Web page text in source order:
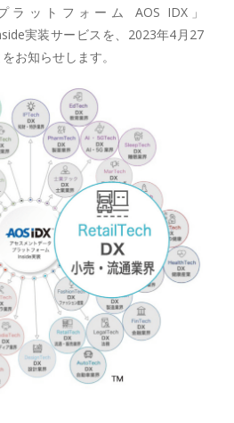
ラットフォーム AOS IDX」
実装サービスを、2023年4月27
お知らせします。